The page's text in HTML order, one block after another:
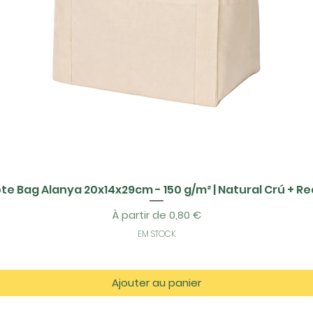
Bag Alanya 20x14x29cm - 150 g/m² | Natural Crú +
À partir de 0,80 €
Prix promotionnel
EM STOCK
Ajouter au panier